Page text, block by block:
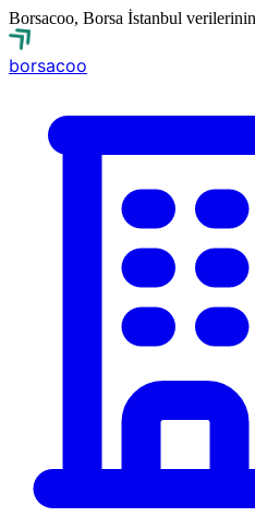
Borsacoo, Borsa İstanbul verilerinin
borsacoo